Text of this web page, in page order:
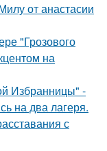
от анастасии
"Грозового
на
Избранницы" -
на два лагеря.
с